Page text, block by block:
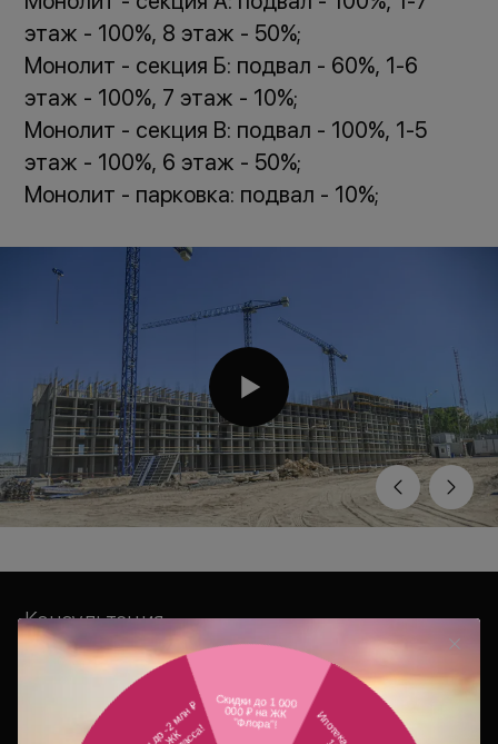
этаж - 100%, 8 этаж - 50%;
Монолит - секция Б: подвал - 60%, 1-6
этаж - 100%, 7 этаж - 10%;
Монолит - секция В: подвал - 100%, 1-5
этаж - 100%, 6 этаж - 50%;
Монолит - парковка: подвал - 10%;
Консультация
Ваш персональный менеджер
свяжется с Вами в удобное для Вас